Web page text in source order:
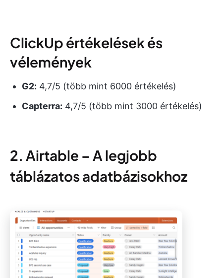
ClickUp értékelések és
vélemények
G2: 4,7/5 (több mint 6000 értékelés)
Capterra: 4,7/5 (több mint 3000 értékelés)
2. Airtable – A legjobb
táblázatos adatbázisokhoz